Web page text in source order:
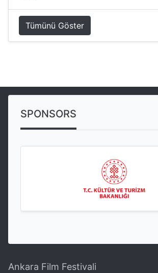
Tümünü Göster
SPONSORS
Ankara Film Festivali